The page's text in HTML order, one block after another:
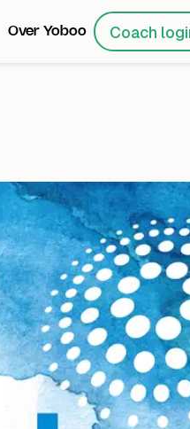
Over Yoboo Coach